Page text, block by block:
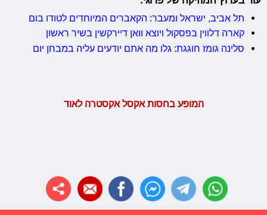
תל אביב, ישראל ומעבר: הקאברים המיוחדים לטודו בום
קארה דלווין בפסקול ויוצא וואן דיירקשין בשיר ראשון
סלינה גומז חוגגת: גלו מה אתם יודעים עליה במבחן יום
המופע בחסות אקסל אקסטרה לאוד